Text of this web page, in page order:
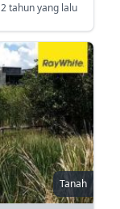
2 tahun yang lalu
Tanah